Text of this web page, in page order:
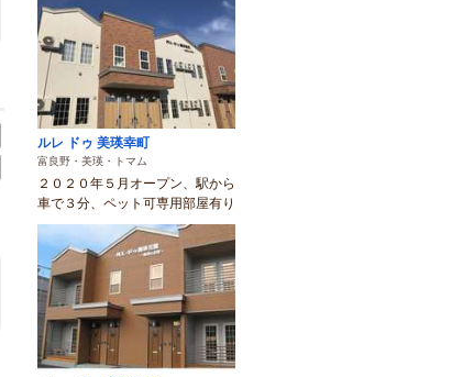
ルレ ドゥ 美瑛幸町
富良野・美瑛・トマム
２０２０年５月オープン、駅から
車で３分、ペット可専用部屋有り